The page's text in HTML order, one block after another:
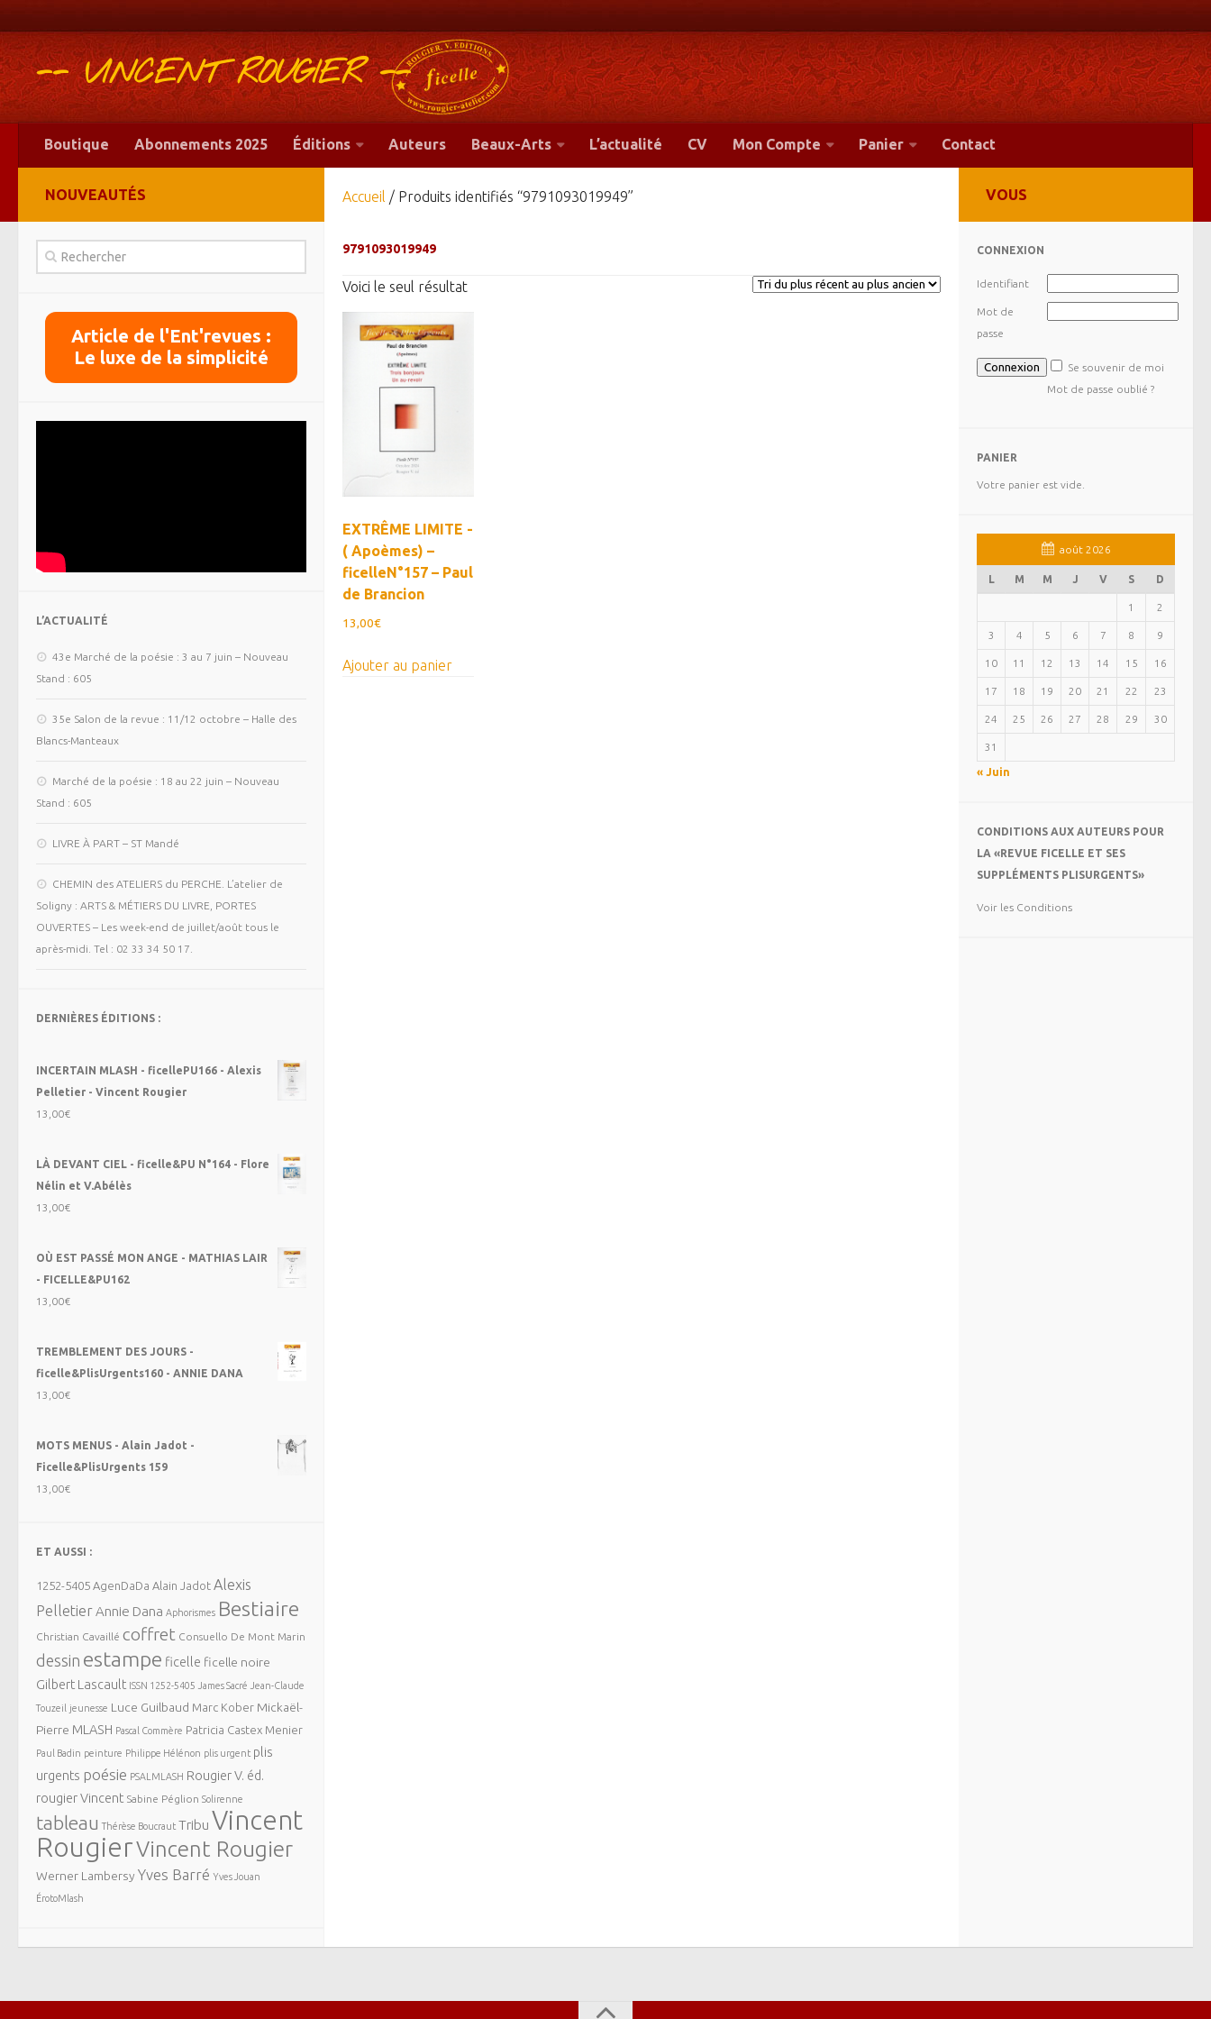
-- VINCENT ROUGIER --
Boutique Abonnements 2025 Éditions Auteurs Beaux-Arts L’actualité CV Mon Compte Panier Contact
Accueil / Produits identifiés “9791093019949”
9791093019949
Voici le seul résultat
EXTRÊME LIMITE -
( Apoèmes) –
ficelleN°157 – Paul
de Brancion
13,00€
Ajouter au panier
NOUVEAUTÉS
Article de l'Ent'revues :
Le luxe de la simplicité
L’ACTUALITÉ
43e Marché de la poésie : 3 au 7 juin – Nouveau
Stand : 605
35e Salon de la revue : 11/12 octobre – Halle des
Blancs-Manteaux
Marché de la poésie : 18 au 22 juin – Nouveau
Stand : 605
LIVRE À PART – ST Mandé
CHEMIN des ATELIERS du PERCHE. L’atelier de
Soligny : ARTS & MÉTIERS DU LIVRE, PORTES
OUVERTES – Les week-end de juillet/août tous le
après-midi. Tel : 02 33 34 50 17.
DERNIÈRES ÉDITIONS :
INCERTAIN MLASH - ficellePU166 - Alexis
Pelletier - Vincent Rougier
13,00€
LÀ DEVANT CIEL - ficelle&PU N°164 - Flore
Nélin et V.Abélès
13,00€
OÙ EST PASSÉ MON ANGE - MATHIAS LAIR
- FICELLE&PU162
13,00€
TREMBLEMENT DES JOURS -
ficelle&PlisUrgents160 - ANNIE DANA
13,00€
MOTS MENUS - Alain Jadot -
Ficelle&PlisUrgents 159
13,00€
ET AUSSI :
1252-5405 AgenDaDa Alain Jadot Alexis
PelletierAnnie Dana Aphorismes Bestiaire
Christian Cavaillé coffret Consuello De Mont Marin
dessin estampe ficelle ficelle noire
Gilbert Lascault ISSN 1252-5405 James Sacré Jean-Claude
Touzeil jeunesse Luce Guilbaud Marc Kober Mickaël-
Pierre MLASH Pascal Commère Patricia Castex Menier
Paul Badin peinture Philippe Hélénon plis urgent plis
urgents poésie PSALMLASH Rougier V. éd.
rougier Vincent Sabine Péglion Solirenne
tableau Thérèse Boucraut Tribu Vincent
RougierVincent Rougier
Werner Lambersy Yves Barré Yves Jouan
ÉrotoMlash
VOUS
CONNEXION
Identifiant
Mot de
passe
Se souvenir de moi
Mot de passe oublié ?
PANIER
Votre panier est vide.
août 2026
L M M J V S D
1 2
3 4 5 6 7 8 9
10 11 12 13 14 15 16
17 18 19 20 21 22 23
24 25 26 27 28 29 30
31
« Juin
CONDITIONS AUX AUTEURS POUR
LA «REVUE FICELLE ET SES
SUPPLÉMENTS PLISURGENTS»
Voir les Conditions